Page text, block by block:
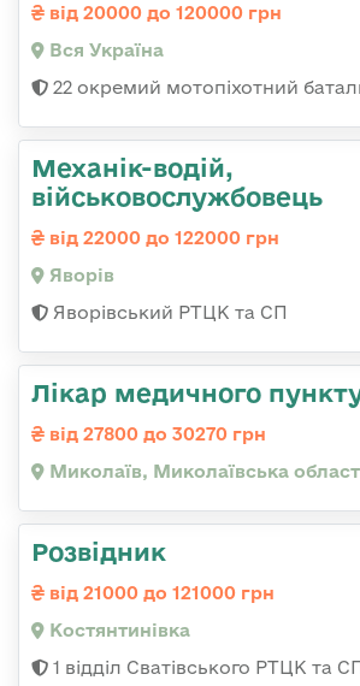
від 20000 до 120000 грн
Вся Україна
22 окремий мотопіхотний
Механік-водій,
військовослужбовець
від 22000 до 122000 грн
Яворів
Яворівський РТЦК та СП
Лікар медичного
від 27800 до 30270 грн
Миколаїв, Миколаївська
Розвідник
від 21000 до 121000 грн
Костянтинівка
1 відділ Сватівського РТЦК та